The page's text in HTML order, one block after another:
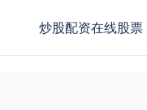
炒股配资在线股票